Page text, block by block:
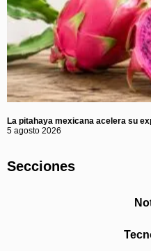
La pitahaya mexicana acelera su
5 agosto 2026
Secciones